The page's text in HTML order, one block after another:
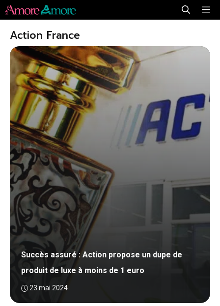
Aller
au
contenu
Action France
Succès assuré : Action propose un dupe de
produit de luxe à moins de 1 euro
23 mai 2024